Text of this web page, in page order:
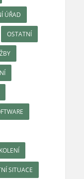
ÚŘAD
OSTATNÍ
SITUACE